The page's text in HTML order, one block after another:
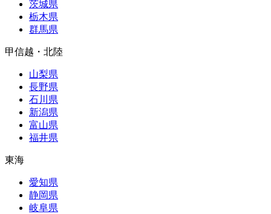
茨城県
栃木県
群馬県
甲信越・北陸
山梨県
長野県
石川県
新潟県
富山県
福井県
東海
愛知県
静岡県
岐阜県